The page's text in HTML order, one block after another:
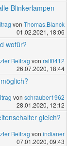
Blinkerlampen
von Thomas.Blanck
01.02.2021, 18:06
wofür?
Beitrag von ralf0412
26.07.2020, 18:44
von schrauber1962
28.01.2020, 12:12
gleich?
Beitrag von indianer
07.01.2020, 09:43